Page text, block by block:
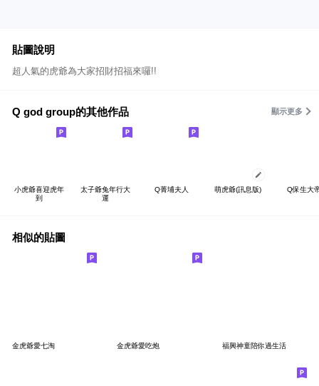
貼圖說明
超人氣的虎爺為大家招財招福來囉!!
Q god group的其他作品 顯示更多
小虎爺喜迎虎年
到
太子爺兔年行大
運
Q菁埔夫人 萌虎爺(訊息版) Q保生大
相似的貼圖
金虎爺愛七淘 金虎爺愛吃炮 福興神童陪你過生活